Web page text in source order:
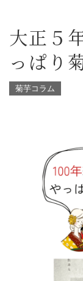
大正５
っぱり
菊芋コラム